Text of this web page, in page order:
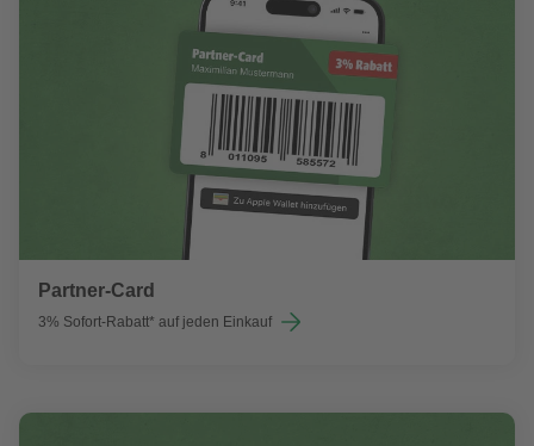
Partner-Card
3% Sofort-Rabatt* auf jeden Einkauf